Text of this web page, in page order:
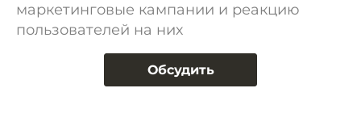
маркетинговые кампании и реакцию
пользователей на них
Обсудить